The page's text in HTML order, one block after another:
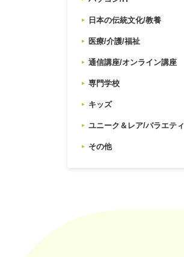
日本の伝統文化/教養
医療/介護/福祉
通信講座/オンライン講座
専門学校
キッズ
ユニーク＆レア/バラエティ
その他